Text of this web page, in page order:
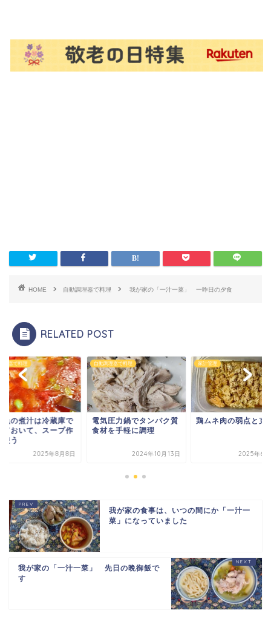
HOME 自動調理器で料理 我が家の「一汁一菜」 一昨日の夕食
RELATED POST
理器で料理
魚の煮汁は冷蔵庫で
ておいて、スープ作
使う
2025年8月8日
自動調理器で料理
電気圧力鍋でタンパク質
食材を手軽に調理
2024年10月13日
家計管理
鶏ムネ肉の弱点と克
2025年6
我が家の食事は、いつの間にか「一汁一
菜」になっていました
我が家の「一汁一菜」 先日の晩御飯で
す